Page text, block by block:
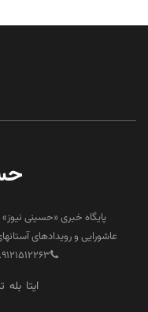
پایگاه خبری «حسینی
عاشورایی و رویدادهای
ایتا بله